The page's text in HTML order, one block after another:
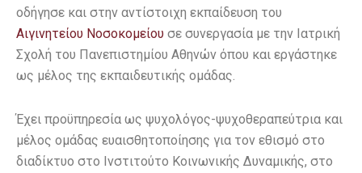
οδήγησε και στην αντίστοιχη εκπαίδευση του
Αιγινητείου Νοσοκομείου σε συνεργασία με την Ιατρική
Σχολή του Πανεπιστημίου Αθηνών όπου και εργάστηκε
ως μέλος της εκπαιδευτικής ομάδας.
Έχει προϋπηρεσία ως ψυχολόγος-ψυχοθεραπεύτρια και
μέλος ομάδας ευαισθητοποίησης για τον εθισμό στο
διαδίκτυο στο Ινστιτούτο Κοινωνικής Δυναμικής, στο